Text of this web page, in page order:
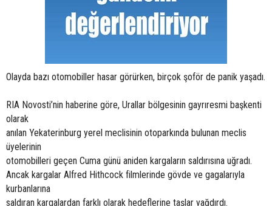
Olayda bazı otomobiller hasar görürken, birçok şoför de panik yaşadı.
RIA Novosti’nin haberine göre, Urallar bölgesinin gayrıresmi başkenti
olarak
anılan Yekaterinburg yerel meclisinin otoparkında bulunan meclis
üyelerinin
otomobilleri geçen Cuma günü aniden kargaların saldırısına uğradı.
Ancak kargalar Alfred Hithcock filmlerinde gövde ve gagalarıyla
kurbanlarına
saldıran kargalardan farklı olarak hedeflerine taşlar yağdırdı.